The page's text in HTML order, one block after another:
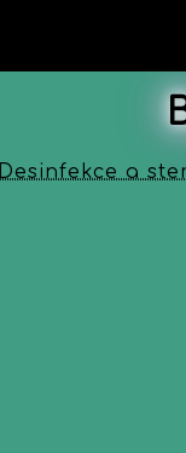
Desinfekce a